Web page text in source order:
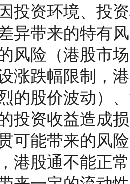
投资环境、投
异带来的特有
风险（港股市
涨跌幅限制，
的股价波动）
投资收益造成
可能带来的风
港股通不能正